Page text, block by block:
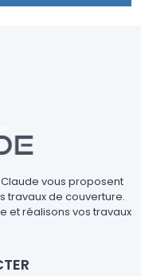
vous proposent
travaux de couverture.
et réalisons vos travaux